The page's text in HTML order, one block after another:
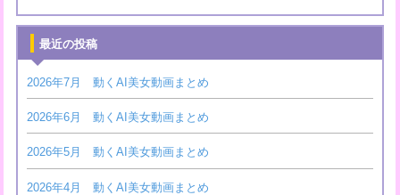
最近の投稿
2026年7月 動くAI美女動画まとめ
2026年6月 動くAI美女動画まとめ
2026年5月 動くAI美女動画まとめ
2026年4月 動くAI美女動画まとめ